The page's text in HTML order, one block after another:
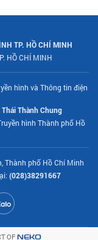
TP. HỒ CHÍ MINH
HỒ CHÍ MINH
hình và Thông tin điện
Thành Chung
hình Thành phố Hồ
Thành phố Hồ Chí Minh
(028)38291667
OF NEKO